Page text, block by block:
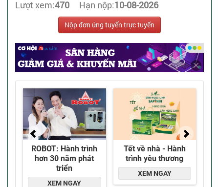
Lượt xem:470 Hạn nộp:10-08-2026
Nộp đơn ứng tuyển trực tuyến